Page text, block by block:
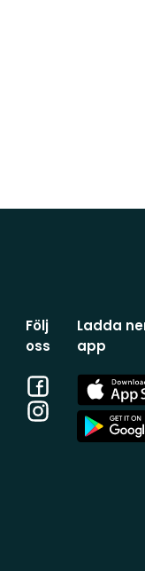
Följ
oss
Facebook
Instagram
Ladda
app
App
Store
App
Store